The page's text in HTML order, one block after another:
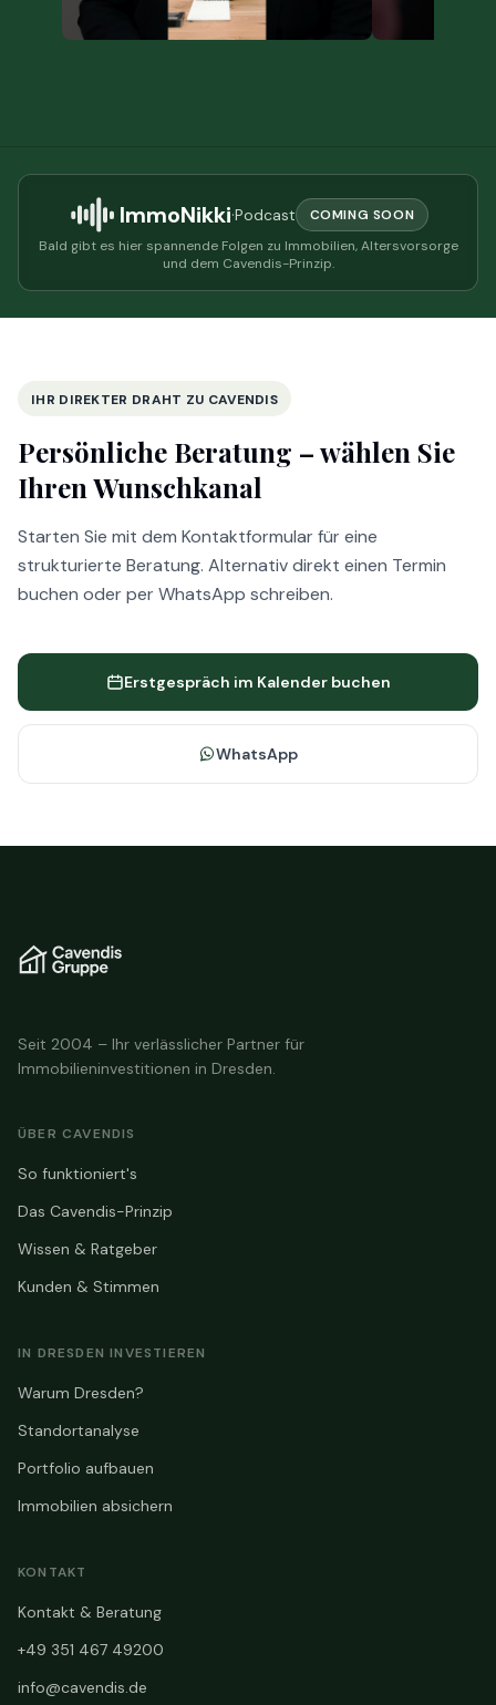
ImmoNikki·Podcast
COMING SOON
Bald gibt es hier spannende Folgen zu Immobilien, Altersvorsorge
und dem Cavendis-Prinzip.
IHR DIREKTER DRAHT ZU CAVENDIS
Persönliche Beratung –wählen Sie
Ihren Wunschkanal
Starten Sie mit dem Kontaktformular für eine
strukturierte Beratung. Alternativ direkt einen Termin
buchen oder per WhatsApp schreiben.
Erstgespräch im Kalender buchen
WhatsApp
Seit 2004 – Ihr verlässlicher Partner für
Immobilieninvestitionen in Dresden.
ÜBER CAVENDIS
So funktioniert's
Das Cavendis-Prinzip
Wissen & Ratgeber
Kunden & Stimmen
IN DRESDEN INVESTIEREN
Warum Dresden?
Standortanalyse
Portfolio aufbauen
Immobilien absichern
KONTAKT
Kontakt & Beratung
+49 351 467 49200
info@cavendis.de